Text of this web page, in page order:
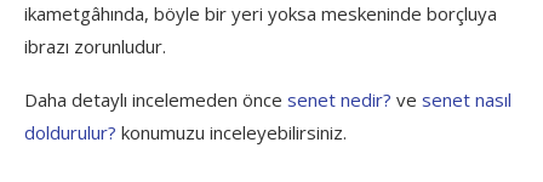
ikametgâhında, böyle bir yeri yoksa meskeninde borçluya
ibrazı zorunludur.
Daha detaylı incelemeden önce senet nedir? ve senet nasıl
doldurulur? konumuzu inceleyebilirsiniz.